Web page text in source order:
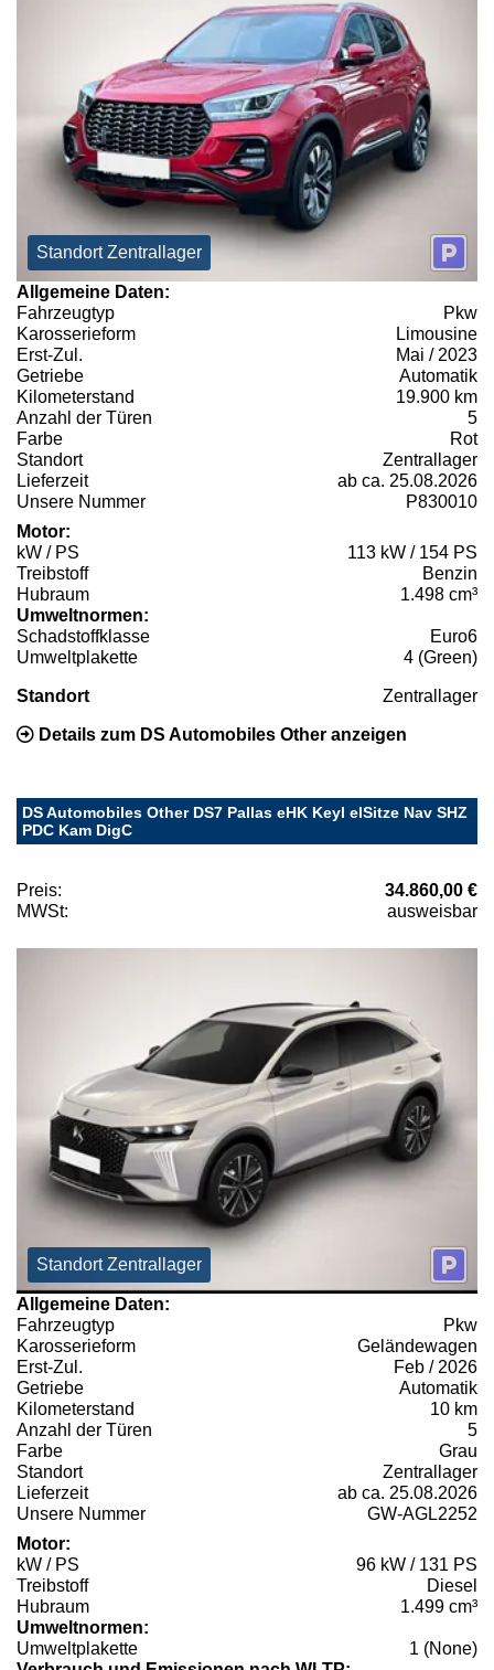
Standort Zentrallager
Allgemeine Daten:
Fahrzeugtyp
Pkw
Karosserieform
Limousine
Erst-Zul.
Mai / 2023
Getriebe
Automatik
Kilometerstand
19.900 km
Anzahl der Türen
5
Farbe
Rot
Standort
Zentrallager
Lieferzeit
ab ca. 25.08.2026
Unsere Nummer
P830010
Motor:
kW / PS
113 kW / 154 PS
Treibstoff
Benzin
Hubraum
1.498 cm³
Umweltnormen:
Schadstoffklasse
Euro6
Umweltplakette
4 (Green)
Standort Zentrallager
Details zum DS Automobiles Other anzeigen
DS Automobiles Other DS7 Pallas eHK Keyl elSitze Nav SHZ
PDC Kam DigC
Preis:
34.860,00 €
MWSt:
ausweisbar
Standort Zentrallager
Allgemeine Daten:
Fahrzeugtyp
Pkw
Karosserieform
Geländewagen
Erst-Zul.
Feb / 2026
Getriebe
Automatik
Kilometerstand
10 km
Anzahl der Türen
5
Farbe
Grau
Standort
Zentrallager
Lieferzeit
ab ca. 25.08.2026
Unsere Nummer
GW-AGL2252
Motor:
kW / PS
96 kW / 131 PS
Treibstoff
Diesel
Hubraum
1.499 cm³
Umweltnormen:
Umweltplakette
1 (None)